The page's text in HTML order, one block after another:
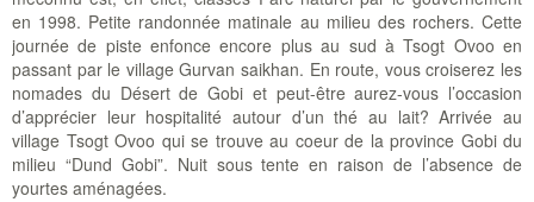
en 1998. Petite randonnée matinale au milieu des rochers. Cette
journée de piste enfonce encore plus au sud à Tsogt Ovoo en
passant par le village Gurvan saikhan. En route, vous croiserez les
nomades du Désert de Gobi et peut-être aurez-vous l’occasion
d’apprécier leur hospitalité autour d’un thé au lait? Arrivée au
village Tsogt Ovoo qui se trouve au coeur de la province Gobi du
milieu “Dund Gobi”. Nuit sous tente en raison de l’absence de
yourtes aménagées.